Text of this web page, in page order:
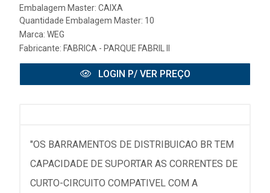
Embalagem Master: CAIXA
Quantidade Embalagem Master: 10
Marca: WEG
Fabricante: FABRICA - PARQUE FABRIL II
LOGIN P/ VER PREÇO
"OS BARRAMENTOS DE DISTRIBUICAO BR TEM
CAPACIDADE DE SUPORTAR AS CORRENTES DE
CURTO-CIRCUITO COMPATIVEL COM A